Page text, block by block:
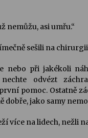
nemůžu, asi umřu.“
sešili na
nebo při jakékoli
odvézt
pomoc. Ostatně
dobře, jako samy
více na lidech, nežli